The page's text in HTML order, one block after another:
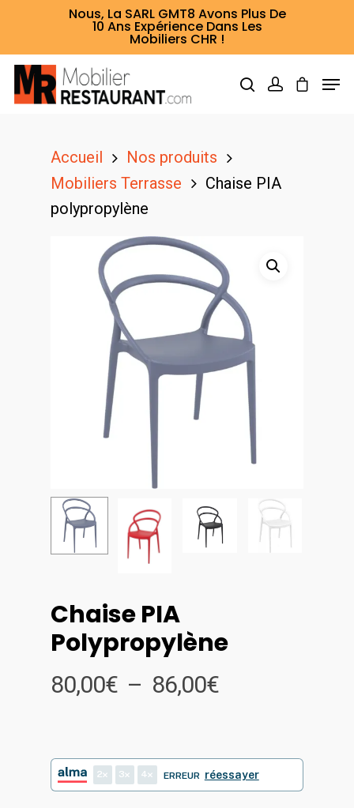
Nous, La SARL GMT8 Avons Plus De
10 Ans Expérience Dans Les
Mobiliers CHR !
Hit enter to search or ESC to close
Accueil
Nos produits
Mobiliers Terrasse
Chaise PIA
polypropylène
Chaise PIA
Polypropylène
80,00€ – 86,00€Plage
80,00€
à
2 3 4 ERREUR réessayer